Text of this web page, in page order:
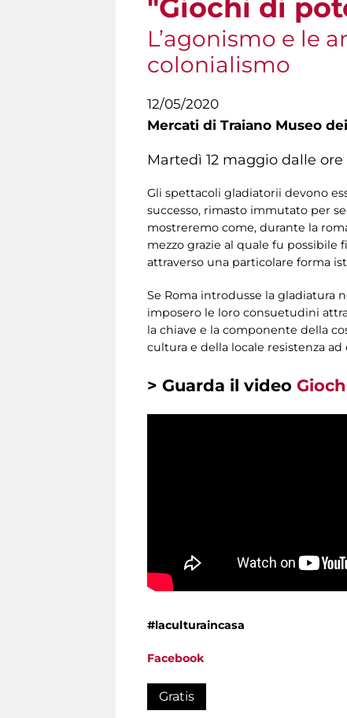
"Giochi di
L’agonismo e le
colonialismo
12/05/2020
Mercati di Traiano Museo
Martedì 12 maggio dalle ore
Gli spettacoli gladiatorii devono
successo, rimasto immutato per
mostreremo come, durante la
mezzo grazie al quale fu
attraverso una particolare forma
Se Roma introdusse la gladiatura
imposero le loro consuetudini
la chiave e la componente della
cultura e della locale resistenza ad
> Guarda il video
#laculturaincasa
Facebook
Gratis